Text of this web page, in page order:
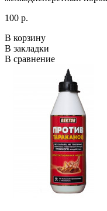
100 р.
В корзину
В закладки
В сравнение